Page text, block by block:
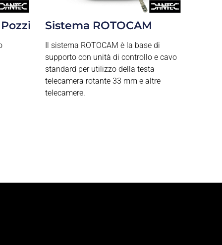
Sistema ROTOCAM
Il sistema ROTOCAM è la base di
supporto con unità di controllo e cavo
standard per utilizzo della testa
telecamera rotante 33 mm e altre
telecamere.